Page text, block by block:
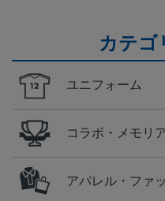
カテゴ
ユニフォーム
コラボ・メモリ
アパレル・ファ